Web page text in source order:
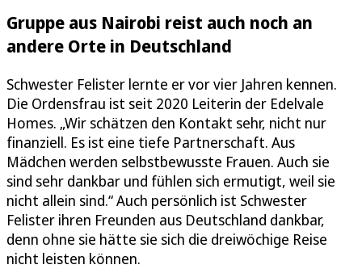
Gruppe aus Nairobi reist auch noch an
andere Orte in Deutschland
Schwester Felister lernte er vor vier Jahren kennen.
Die Ordensfrau ist seit 2020 Leiterin der Edelvale
Homes. „Wir schätzen den Kontakt sehr, nicht nur
finanziell. Es ist eine tiefe Partnerschaft. Aus
Mädchen werden selbstbewusste Frauen. Auch sie
sind sehr dankbar und fühlen sich ermutigt, weil sie
nicht allein sind.“ Auch persönlich ist Schwester
Felister ihren Freunden aus Deutschland dankbar,
denn ohne sie hätte sie sich die dreiwöchige Reise
nicht leisten können.